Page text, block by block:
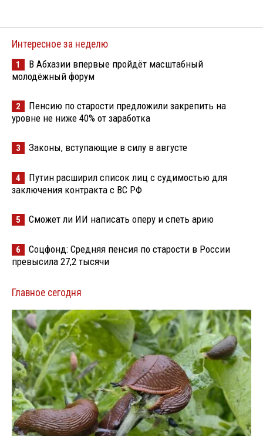
Интересное за неделю
1
В Абхазии впервые пройдёт масштабный
молодёжный форум
2
Пенсию по старости предложили закрепить на
уровне не ниже 40% от заработка
3 Законы, вступающие в силу в августе
4
Путин расширил список лиц с судимостью для
заключения контракта с ВС РФ
5 Сможет ли ИИ написать оперу и спеть арию
6
Соцфонд: Средняя пенсия по старости в России
превысила 27,2 тысячи
Главное сегодня